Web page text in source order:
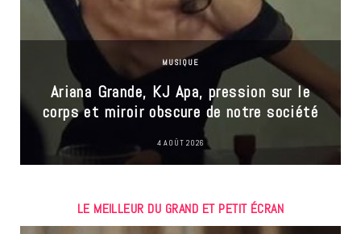
MUSIQUE
Ariana Grande, KJ Apa, pression sur le
corps et miroir obscure de notre société
4 AOÛT 2026
LE MEILLEUR DU GRAND ET PETIT ÉCRAN